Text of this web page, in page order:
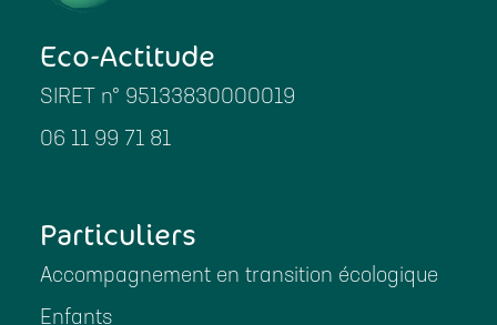
Eco-Actitude
SIRET n° 95133830000019
06 11 99 71 81
Particuliers
Accompagnement en transition écologique
Enfants